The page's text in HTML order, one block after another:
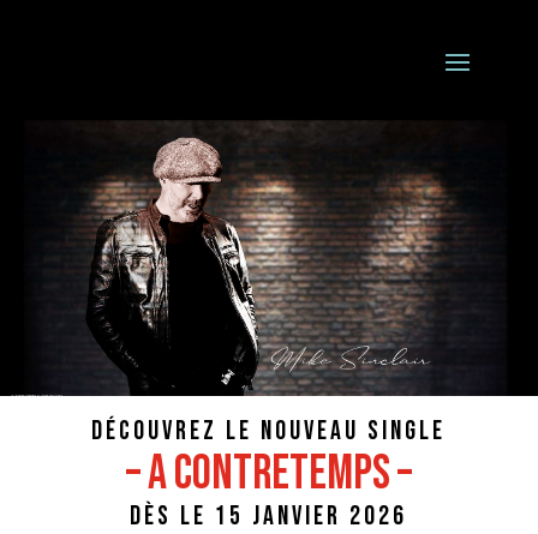
Découvrez le nouveau single
– A contretemps –
dès le 15 Janvier 2026